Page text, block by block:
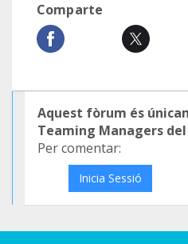
Comparte
Aquest fòrum és
Teaming Managers del
Per comentar:
Inicia Sessió